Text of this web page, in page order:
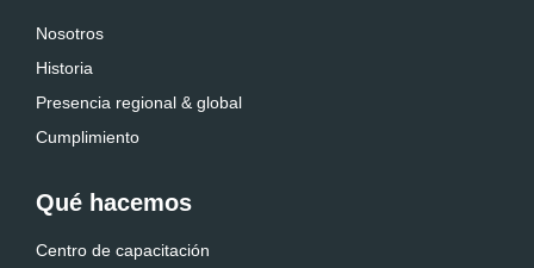
Nosotros
Historia
Presencia regional & global
Cumplimiento
Qué hacemos
Centro de capacitación